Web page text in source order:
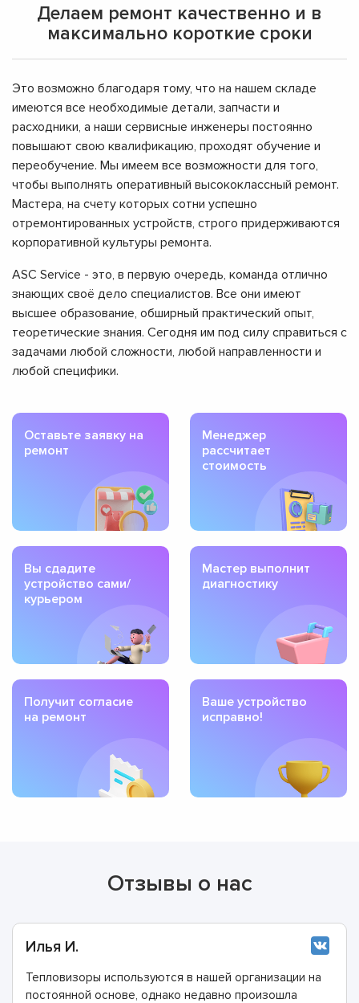
Делаем ремонт качественно и в
максимально короткие сроки
Это возможно благодаря тому, что на нашем складе
имеются все необходимые детали, запчасти и
расходники, а наши сервисные инженеры постоянно
повышают свою квалификацию, проходят обучение и
переобучение. Мы имеем все возможности для того,
чтобы выполнять оперативный высококлассный ремонт.
Мастера, на счету которых сотни успешно
отремонтированных устройств, строго придерживаются
корпоративной культуры ремонта.
ASC Service - это, в первую очередь, команда отлично
знающих своё дело специалистов. Все они имеют
высшее образование, обширный практический опыт,
теоретические знания. Сегодня им под силу справиться с
задачами любой сложности, любой направленности и
любой специфики.
Оставьте заявку на
ремонт
Менеджер
рассчитает
стоимость
Вы сдадите
устройство сами/
курьером
Мастер выполнит
диагностику
Получит согласие
на ремонт
Ваше устройство
исправно!
Отзывы о нас
Илья И.
Тепловизоры используются в нашей организации на
постоянной основе, однако недавно произошла